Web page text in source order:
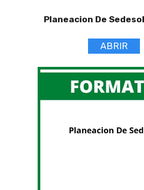
Planeacion De
ABRIR